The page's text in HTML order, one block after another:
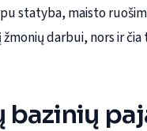
statyba, maisto
darbui, nors ir
bazinių